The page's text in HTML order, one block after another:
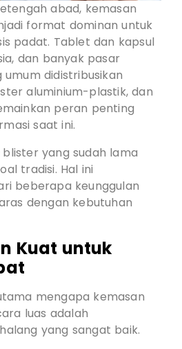
abad, kemasan
format dominan untuk
padat. Tablet dan kapsul
dan banyak pasar
didistribusikan
aluminium-plastik, dan
peran penting
saat ini.
yang sudah lama
tradisi. Hal ini
beberapa keunggulan
dengan kebutuhan
Kuat untuk
mengapa kemasan
luas adalah
yang sangat baik.